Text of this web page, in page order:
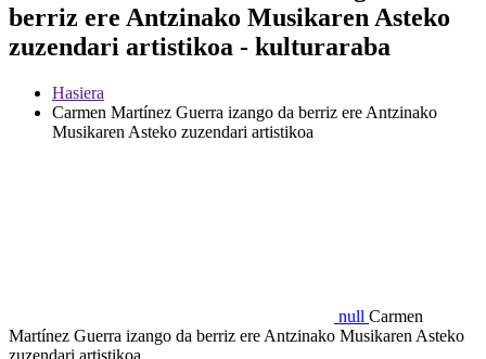
berriz ere Antzinako Musikaren Asteko
zuzendari artistikoa - kulturaraba
Hasiera
Carmen Martínez Guerra izango da berriz ere Antzinako
Musikaren Asteko zuzendari artistikoa
null Carmen
Martínez Guerra izango da berriz ere Antzinako Musikaren Asteko
zuzendari artistikoa